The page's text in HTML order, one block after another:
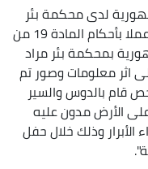
لدى محكمة بئر
مراد رايس، قادري عبد الفتاح، أكد أنه "عملا بأحكام المادة 19 من
بمحكمة بئر مراد
معلومات وصور تم
بالدوس والسير
الأرض مدون عليه
وذلك خلال حفل